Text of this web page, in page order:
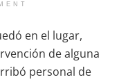
en el lugar,
de alguna
personal de